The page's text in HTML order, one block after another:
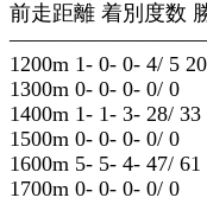
前走距離 着別度数
1200m 1- 0- 0- 4/ 5
1300m 0- 0- 0- 0/ 0
1400m 1- 1- 3- 28/
1500m 0- 0- 0- 0/ 0
1600m 5- 5- 4- 47/
1700m 0- 0- 0- 0/ 0